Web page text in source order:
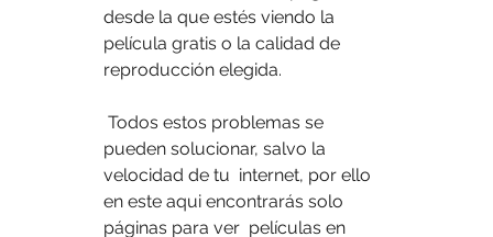
desde la que estés viendo la
película gratis o la calidad de
reproducción elegida.
pueden solucionar, salvo la
velocidad de tu  internet, por ello
en este aqui encontrarás solo
páginas para ver  películas en